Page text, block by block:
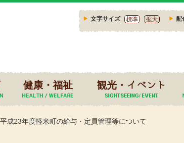
文字サイズ 標準 拡大 配
健康・福祉 観光・イベント
平成23年度軽米町の給与・定員管理等について